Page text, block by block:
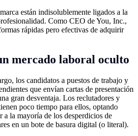
están indisolublemente ligados a la
Como CEO de You, Inc.,
rápidas pero efectivas de adquirir
mercado laboral oculto
los candidatos a puestos de trabajo y
que envían cartas de presentación
gran desventaja. Los reclutadores y
poco tiempo para ellos, optando
a la mayoría de los desperdicios de
en un bote de basura digital (o literal).